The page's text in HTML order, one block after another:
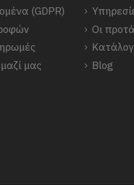
(GDPR)
μας
Οι
Blog